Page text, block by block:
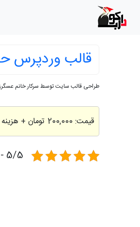
قالب وردپرس
طراحی قالب سایت توسط سرکار خانم
قیمت: 200,000 تومان + هزینه
5/5 - (3 امتیاز)